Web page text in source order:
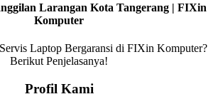
Larangan Kota Tangerang | FIXin
Komputer
Laptop Bergaransi di FIXin Komputer?
Berikut Penjelasanya!
Profil Kami